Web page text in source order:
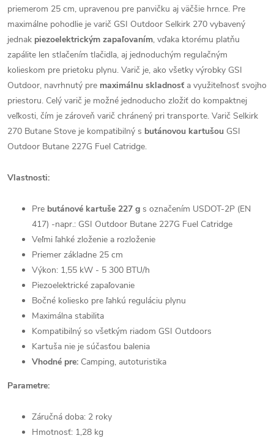
priemerom 25 cm, upravenou pre panvičku aj väčšie hrnce. Pre
maximálne pohodlie je varič GSI Outdoor Selkirk 270 vybavený
jednak piezoelektrickým zapaľovaním, vďaka ktorému platňu
zapálite len stlačením tlačidla, aj jednoduchým regulačným
kolieskom pre prietoku plynu. Varič je, ako všetky výrobky GSI
Outdoor, navrhnutý pre maximálnu skladnosť a využiteľnosť svojho
priestoru. Celý varič je možné jednoducho zložiť do kompaktnej
veľkosti, čím je zároveň varič chránený pri transporte. Varič Selkirk
270 Butane Stove je kompatibilný s butánovou kartušou GSI
Outdoor Butane 227G Fuel Catridge.
Vlastnosti:
Pre butánové kartuše 227 g s označením USDOT-2P (EN
417) -napr.: GSI Outdoor Butane 227G Fuel Catridge
Veľmi ľahké zloženie a rozloženie
Priemer základne 25 cm
Výkon: 1,55 kW - 5 300 BTU/h
Piezoelektrické zapaľovanie
Bočné koliesko pre ľahkú reguláciu plynu
Maximálna stabilita
Kompatibilný so všetkým riadom GSI Outdoors
Kartuša nie je súčasťou balenia
Vhodné pre: Camping, autoturistika
Parametre:
Záručná doba: 2 roky
Hmotnosť: 1,28 kg